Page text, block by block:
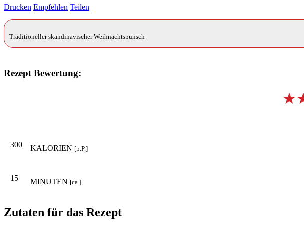
Drucken Empfehlen Teilen
Traditioneller skandinavischer Weihnachtspunsch
Rezept Bewertung:
300 KALORIEN [p.P.]
15 MINUTEN [ca.]
Zutaten für das Rezept